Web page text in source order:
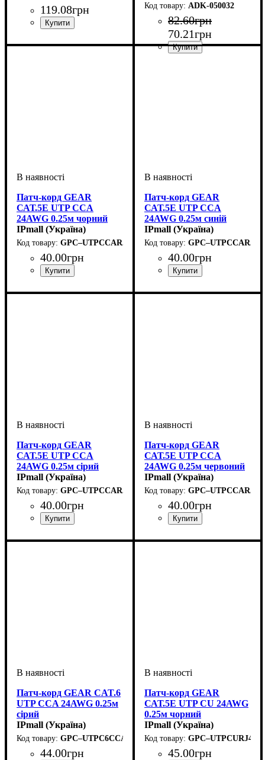
119.08грн
Модуль Keystone RJ 45
елементи: Optima, Fiorena,
ADK-050032
82.60грн
70.21грн
Патч-корд GEAR
САТ.5E UTP CCA
24AWG 0.25м чорний
IPmall (Україна)
GPC–UTPCCARJ45–0.25B
40.00грн
Патч-корд GEAR
САТ.5E UTP CCA
24AWG 0.25м синій
IPmall (Україна)
40.00грн
Патч-корд GEAR
САТ.5E UTP CCA
24AWG 0.25м сірий
IPmall (Україна)
GPC–UTPCCARJ45–0.25G
40.00грн
Патч-корд GEAR
САТ.5E UTP CCA
24AWG 0.25м червоний
IPmall (Україна)
40.00грн
Патч-корд GEAR CAT.6
UTP CCA 24AWG 0.25м
сірий
IPmall (Україна)
GPC–UTPC6CCARJ45–0.25G
44.00грн
Патч-корд GEAR
САТ.5E UTP CU 24AWG
0.25м чорний
IPmall (Україна)
45.00грн